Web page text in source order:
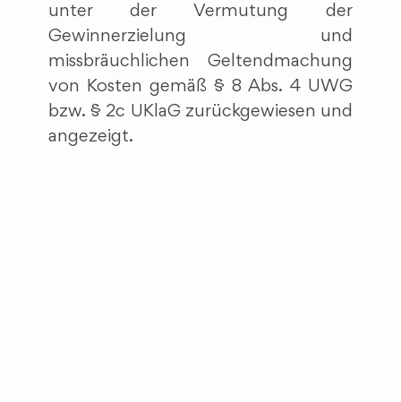
unter der Vermutung der
Gewinnerzielung und
missbräuchlichen Geltendmachung
von Kosten gemäß § 8 Abs. 4 UWG
bzw. § 2c UKlaG zurückgewiesen und
angezeigt.